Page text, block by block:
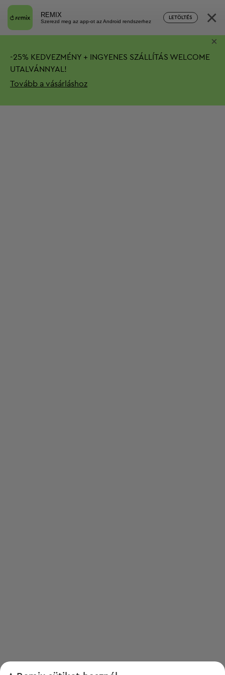
REMIX
Szerezd meg az app-ot az Android rendszerhez
LETÖLTÉS ×
-25% KEDVEZMÉNY + INGYENES SZÁLLÍTÁS WELCOME
UTALVÁNNYAL!
Tovább a vásárláshoz
×